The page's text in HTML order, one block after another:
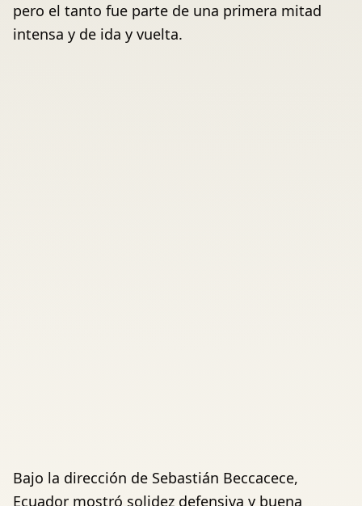
pero el tanto fue parte de una primera mitad
intensa y de ida y vuelta.
Bajo la dirección de Sebastián Beccacece,
Ecuador mostró solidez defensiva y buena